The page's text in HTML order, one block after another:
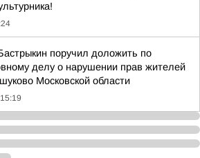
поручил доложить по
делу о нарушении прав жителей
Московской области
15:19